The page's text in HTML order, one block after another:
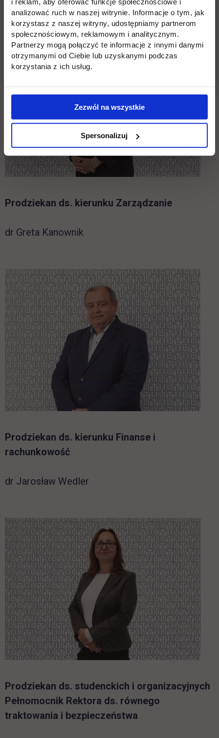
analizować ruch w naszej witrynie. Informacje o tym, jak
korzystasz z naszej witryny, udostępniamy partnerom
społecznościowym, reklamowym i analitycznym.
Partnerzy mogą połączyć te informacje z innymi danymi
otrzymanymi od Ciebie lub uzyskanymi podczas
korzystania z ich usług.
Zezwól na wszystkie
Spersonalizuj
Prodziekan ds. kierunku Zarządzanie
dr Greta Kanownik
Prodziekan ds. kierunku Finanse i
rachunkowość
dr Jarosław Wedler
Prodziekan ds. studenckich i organizacyjnych
Pełnomocnik Rektora ds. równego
traktowania i bezpieczeństwa